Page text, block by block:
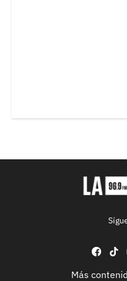
Más